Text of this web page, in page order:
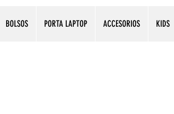
BOLSOS PORTA LAPTOP ACCESORIOS KIDS